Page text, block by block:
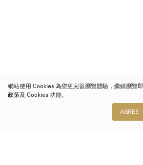
網站使用 Cookies 為您更完善瀏覽體驗，繼續瀏覽
政策及 Cookies 功能。
AGREE